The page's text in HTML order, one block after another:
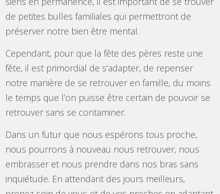
de petites bulles familiales qui permettront de
préserver notre bien être mental.
Cependant, pour que la fête des pères reste une
fête, il est primordial de s’adapter, de repenser
notre manière de se retrouver en famille, du moins
le temps que l’on puisse être certain de pouvoir se
retrouver sans se contaminer.
Dans un futur que nous espérons tous proche,
nous pourrons à nouveau nous retrouver, nous
embrasser et nous prendre dans nos bras sans
inquiétude. En attendant des jours meilleurs,